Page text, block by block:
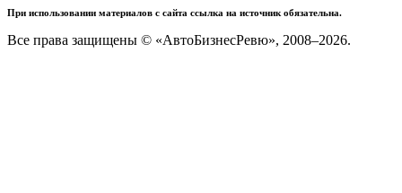
При использовании материалов с сайта ссылка на источник обязательна.
Все права защищены © «АвтоБизнесРевю», 2008–2026.